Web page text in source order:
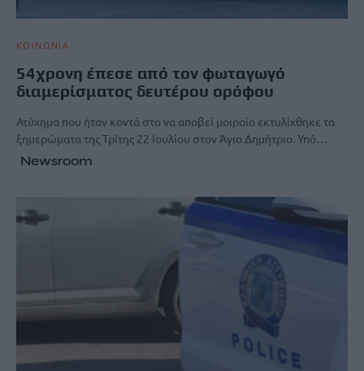
ΚΟΙΝΩΝΙΑ
54χρονη έπεσε από τον φωταγωγό
διαμερίσματος δευτέρου ορόφου
Ατύχημα που ήταν κοντά στο να αποβεί μοιραίο εκτυλίχθηκε τα
ξημερώματα της Τρίτης 22 Ιουλίου στον Άγιο Δημήτριο. Υπό…
Newsroom